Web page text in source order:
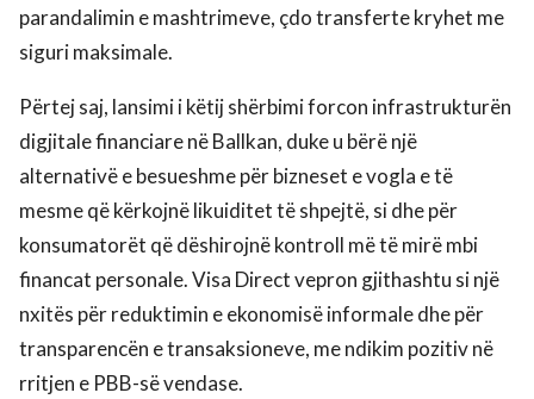
parandalimin e mashtrimeve, çdo transferte kryhet me
siguri maksimale.
Përtej saj, lansimi i këtij shërbimi forcon infrastrukturën
digjitale financiare në Ballkan, duke u bërë një
alternativë e besueshme për bizneset e vogla e të
mesme që kërkojnë likuiditet të shpejtë, si dhe për
konsumatorët që dëshirojnë kontroll më të mirë mbi
financat personale. Visa Direct vepron gjithashtu si një
nxitës për reduktimin e ekonomisë informale dhe për
transparencën e transaksioneve, me ndikim pozitiv në
rritjen e PBB-së vendase.